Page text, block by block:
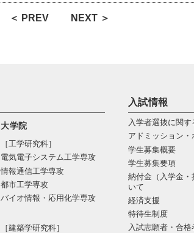
＜ PREV NEXT ＞
大学院
［工学研究科］
電気電⼦システム⼯学専攻
情報通信⼯学専攻
都市⼯学専攻
バイオ情報・応⽤化学専攻
［建築学研究科］
入試情報
入学者選抜に関す
アドミッション・
学生募集概要
学生募集要項
納付金（入学金・
いて
経済支援
特待生制度
入試志願者・合格